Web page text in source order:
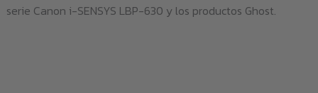
serie Canon i-SENSYS LBP-630 y los productos Ghost.